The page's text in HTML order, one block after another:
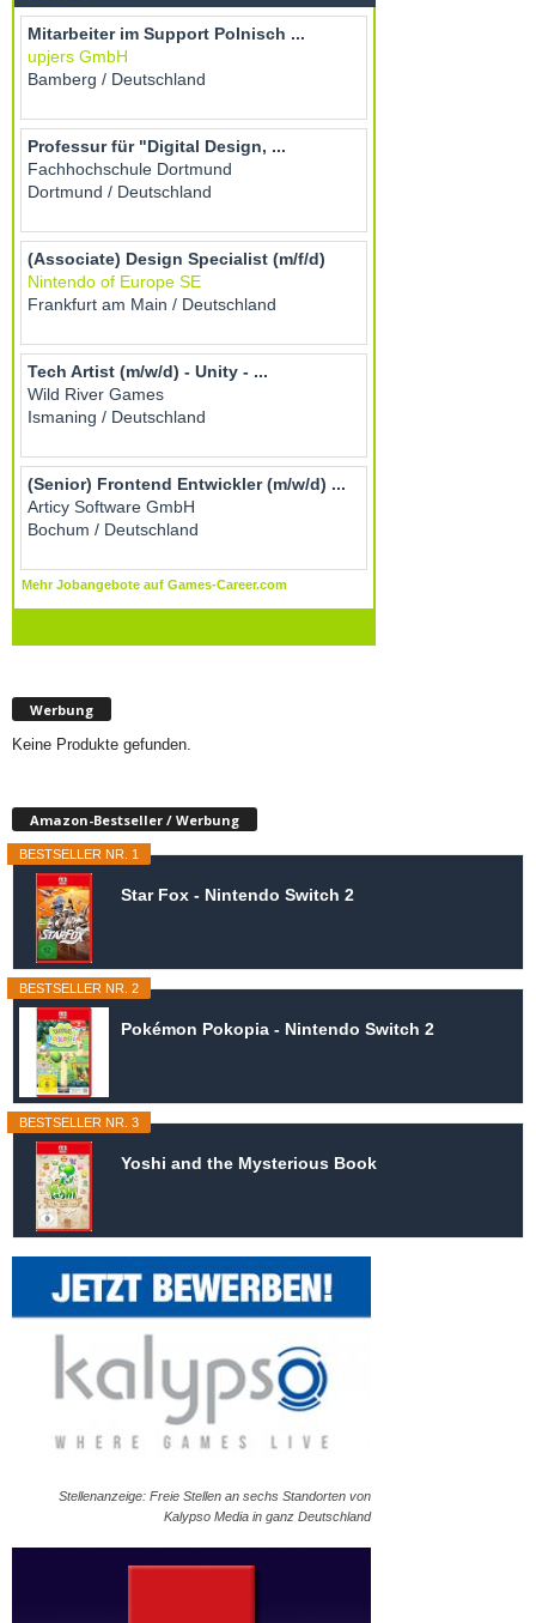
Werbung
Keine Produkte gefunden.
Amazon-Bestseller / Werbung
BESTSELLER NR. 1
Star Fox - Nintendo Switch 2
BESTSELLER NR. 2
Pokémon Pokopia - Nintendo Switch 2
BESTSELLER NR. 3
Yoshi and the Mysterious Book
Stellenanzeige: Freie Stellen an sechs Standorten von
Kalypso Media in ganz Deutschland